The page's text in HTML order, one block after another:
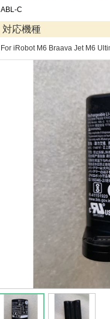
ABL-C
対応機種
For iRobot M6 Braava Jet M6